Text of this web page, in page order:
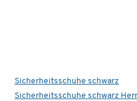
Sicherheitsschuhe schwarz
Sicherheitsschuhe schwarz